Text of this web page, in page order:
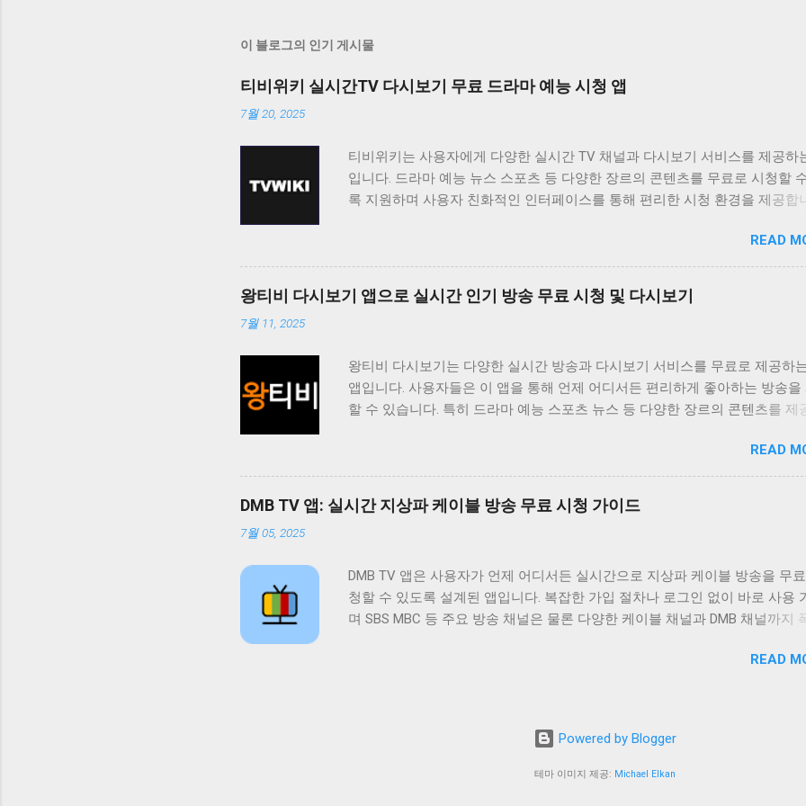
이 블로그의 인기 게시물
티비위키 실시간TV 다시보기 무료 드라마 예능 시청 앱
7월 20, 2025
티비위키는 사용자에게 다양한 실시간 TV 채널과 다시보기 서비스를 제공하
입니다. 드라마 예능 뉴스 스포츠 등 다양한 장르의 콘텐츠를 무료로 시청할
록 지원하며 사용자 친화적인 인터페이스를 통해 편리한 시청 환경을 제공합
보고 싶은 채널을 시청하고 싶은 사용자에게 유용한 앱입니다. 다양한 콘텐츠
료로 제공하며 사용자 편의성을 높인 기능들을 통해 사용자 만족도를 높이고
니다. 티비위키는 사용자가 원하는 콘텐츠를 쉽게 찾고 시청할 수 있도록 다양
능을 제공합니다. 실시간 TV 시청 기능은 사용자가 현재 방송 중인 채널을 바
쉽게 접근할 수 있도록 돕고 검색 기능을 통해 원하는 콘텐츠를 빠르게 찾을
도록 지원합니다. 티비위키는 사용자에게 편리하고 풍부한 시청 경험을 제공
위해 지속적으로 업데이트와 개선을 진행하고 있습니다. 티비위키는 무료로
니다. 사용자 인터페이스는 직관적이고 사용하기 쉽게 설계되어 있으며 다양
기에서 원활하게 작동하도록 최적화되어 있습니다. 또한 티비위키는 사용자
을 적극적으로 수렴하여 앱의 기능과 성능을 지속적으로 개선하고 있습니다.
하는 콘텐츠를 즐기며 풍요로운 시간을 보낼 수 있을 것입니다. 티비위키는 사
의 니즈를 충족시키기 위해 끊임없이 노력하며 최고의 서비스 제공을 위해 최
다할 것입니다. 앱 정보 티비위키는 다양한 실시간 TV 채널과 다시보기 서비스
READ
왕티비 다시보기 앱으로 실시간 인기 방송 무료 시청 및 다시보기
7월 11, 2025
왕티비 다시보기는 다양한 실시간 방송과 다시보기 서비스를 무료로 제공하
앱입니다. 사용자들은 이 앱을 통해 언제 어디서든 편리하게 좋아하는 방송을
할 수 있습니다. 특히 드라마 예능 스포츠 뉴스 등 다양한 장르의 콘텐츠를 제
점입니다. 별도의 회원가입이나 결제 없이 모든 콘텐츠를 자유롭게 이용할 수
니다. 또한 사용자 인터페이스가 직관적이고 간편하여 누구나 쉽게 앱을 사용
있습니다. 실시간 방송 시청 기능은 물론 다시보기 기능도 제공하여 놓친 방송
제든지 다시 볼 수 있습니다. 왕티비 다시보기는 사용자들에게 다양한 엔터테
다양한 장르의 콘텐츠를 제공하여 사용자들의 다양한 취향을 만족시키고 있
왕티비 다시보기는 사용자들에게 즐거움과 편리함을 동시에 제공하는 필수
고 할 수 있습니다. 앱 정보 왕티비 다시보기는 다양한 방송 콘텐츠를 무료로
청할 수 있으며 실시간 방송과 다시보기 기능을 모두 지원합니다. 사용자들은
뷰 왕티비 다시보기는 사용자들로부터 긍정적인 평가를 받고 있습니다. 무료
자들은 특히 실시간 방송 시청 기능과 다시보기 기능을 유용하게 활용하고 있
READ
DMB TV 앱: 실시간 지상파 케이블 방송 무료 시청 가이드
7월 05, 2025
DMB TV 앱은 사용자가 언제 어디서든 실시간으로 지상파 케이블 방송을 무
청할 수 있도록 설계된 앱입니다. 복잡한 가입 절차나 로그인 없이 바로 사용
며 SBS MBC 등 주요 방송 채널은 물론 다양한 케이블 채널과 DMB 채널까지
이 시청할 수 있도록 최적화되어 있으며 사용자 인터페이스가 직관적이고 간
식 중에 혹은 여행 중에도 스마트폰만 있다면 원하는 방송을 실시간으로 즐길
습니다. 특히 스포츠 팬들에게는 실시간 중계 시청을 통해 짜릿한 응원 경험을
하며 드라마 팬들에게는 본방송을 놓쳤을 때 재방송 시청 기회를 제공합니다.
READ
Powered by Blogger
테마 이미지 제공: Michael Elkan